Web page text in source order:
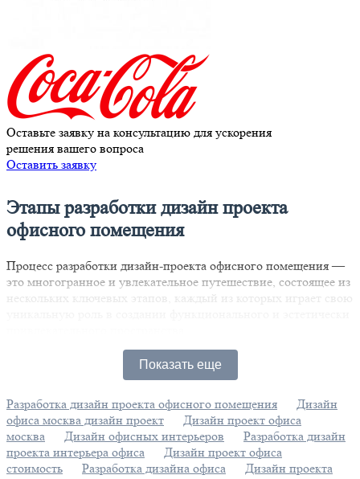
Оставьте заявку на консультацию для ускорения
решения вашего вопроса
Оставить заявку
Этапы разработки дизайн проекта
офисного помещения
Процесс разработки дизайн-проекта офисного помещения —
это многогранное и увлекательное путешествие, состоящее из
нескольких ключевых этапов, каждый из которых играет свою
Первым шагом является определение концепции. На этом
этапе дизайнеры и заказчики совместно формируют общую
брендинга, но и потребности команды, а также характер
работы. Это время для обсуждений, анализа и креативных
решений.
Следующим этапом становится создание эскизов. Здесь
Показать еще
Разработка дизайн проекта офисного помещения
Дизайн
офиса москва дизайн проект
Дизайн проект офиса
москва
Дизайн офисных интерьеров
Разработка дизайн
проекта интерьера офиса
Дизайн проект офиса
стоимость
Разработка дизайна офиса
Дизайн проекта